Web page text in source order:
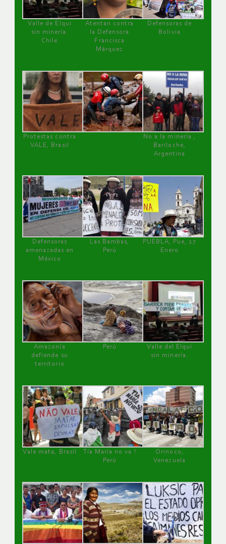
Valle de Elqui
sin minería.
Chile
Atentan contra
la Defensora
Francisca
Márquez
Defensoras de
Bolivia
Protestas contra
VALE, Brasil
No a la minería ,
Bariloche,
Argentina
Defensoras
amenazadas en
México
Las Bambas,
Perú
PUEBLA, Pue, 27
Enero
Amazonía
defiende su
territorio
Perú
Valle del Elqui
sin minería.
Vale mata, Brasil
Tía María no va !
Perú
Orinoco,
Venezuela